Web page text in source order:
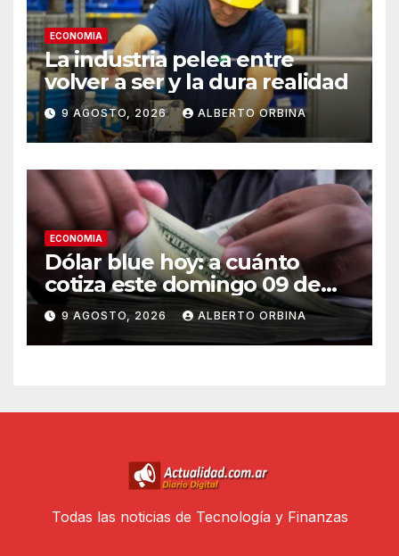
ECONOMIA
La industria pelea entre
volver a ser y la dura realidad
9 AGOSTO, 2026 ALBERTO ORBINA
ECONOMIA
Dólar blue hoy: a cuánto
cotiza este domingo 09 de
agosto
9 AGOSTO, 2026 ALBERTO ORBINA
Todas las noticias de Tecnología y Finanzas